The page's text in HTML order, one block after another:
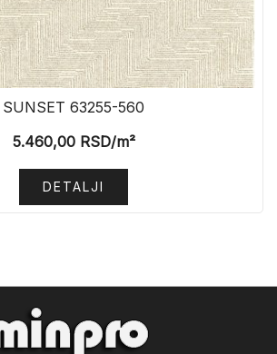
SUNSET 63255-560
5.460,00RSD/m²
DETALJI